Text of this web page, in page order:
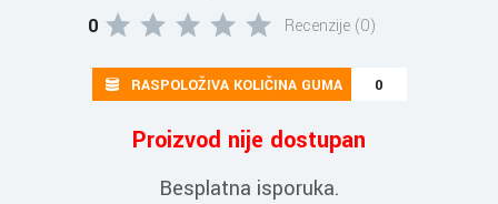
0 Recenzije (0)
RASPOLOŽIVA KOLIČINA GUMA 0
Proizvod nije dostupan
Besplatna isporuka.